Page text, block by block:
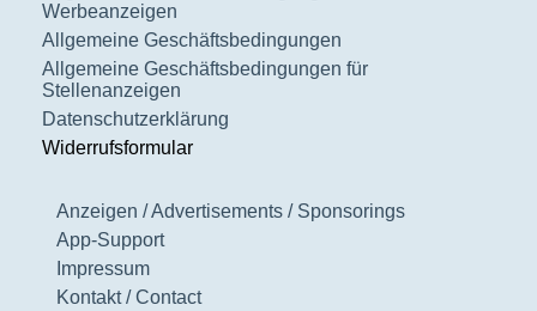
Werbeanzeigen
Allgemeine Geschäftsbedingungen
Allgemeine Geschäftsbedingungen für
Stellenanzeigen
Datenschutzerklärung
Widerrufsformular
Anzeigen / Advertisements / Sponsorings
App-Support
Impressum
Kontakt / Contact